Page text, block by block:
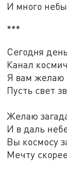
И много
***
Сегодня
Канал
Я вам желаю
Пусть свет
Желаю
И в даль
Вы космосу
Мечту